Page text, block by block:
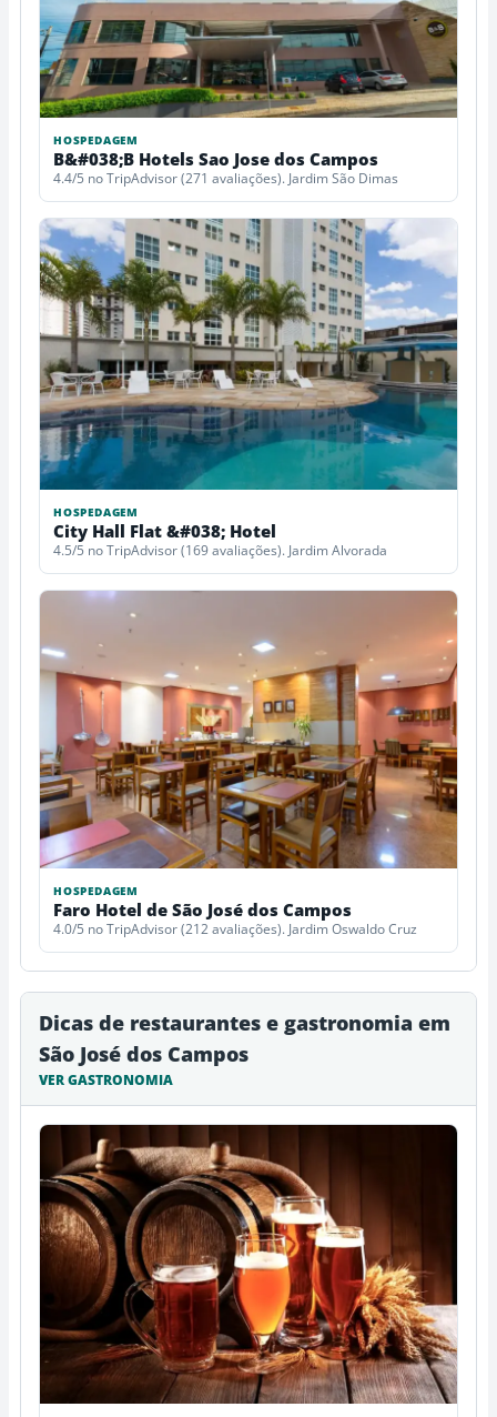
HOSPEDAGEM
B&#038;B Hotels Sao Jose dos Campos
4.4/5 no TripAdvisor (271 avaliações). Jardim São Dimas
HOSPEDAGEM
City Hall Flat &#038; Hotel
4.5/5 no TripAdvisor (169 avaliações). Jardim Alvorada
HOSPEDAGEM
Faro Hotel de São José dos Campos
4.0/5 no TripAdvisor (212 avaliações). Jardim Oswaldo Cruz
Dicas de restaurantes e gastronomia em
São José dos Campos
VER GASTRONOMIA